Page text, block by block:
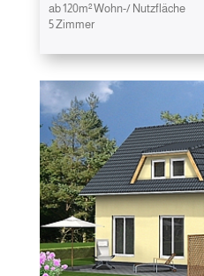
ab 120m² Wohn-/ Nutzfläche
5 Zimmer